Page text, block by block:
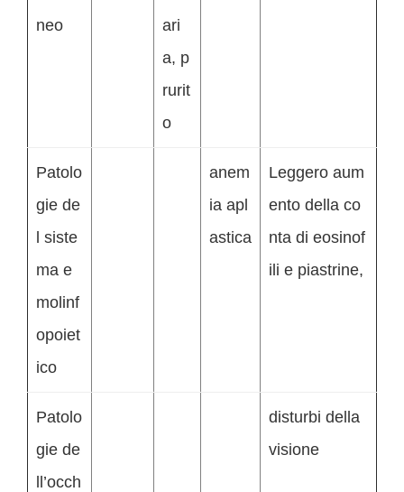
neo
ari
a, p
rurit
o
Patolo
gie de
l siste
ma e
molinf
opoiet
ico
anem
ia apl
astica
Leggero aum
ento della co
nta di eosinof
ili e piastrine,
Patolo
gie de
ll’occh
disturbi della
visione